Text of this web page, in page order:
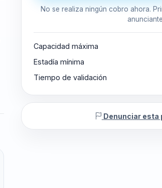
No se realiza ningún cobro ahora.
Capacidad máxima
Estadía mínima
Tiempo de validación
Denunciar esta